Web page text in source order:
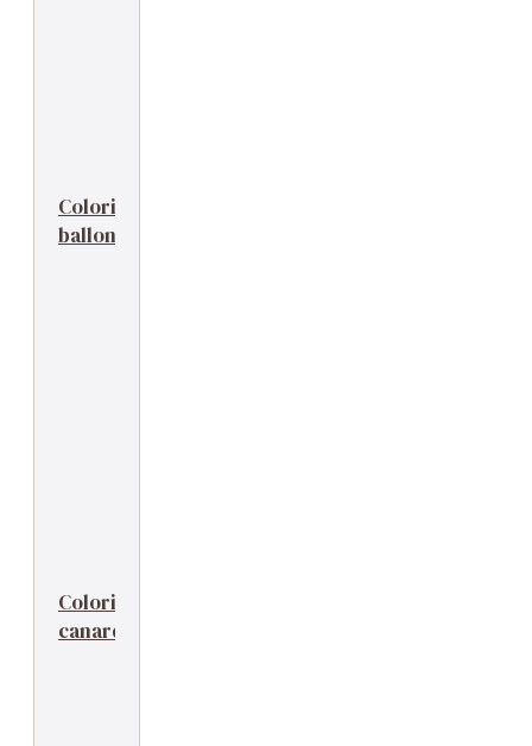
Coloriage
ballon
Coloriage
canards